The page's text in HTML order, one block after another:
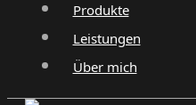
Produkte
Leistungen
Über mich